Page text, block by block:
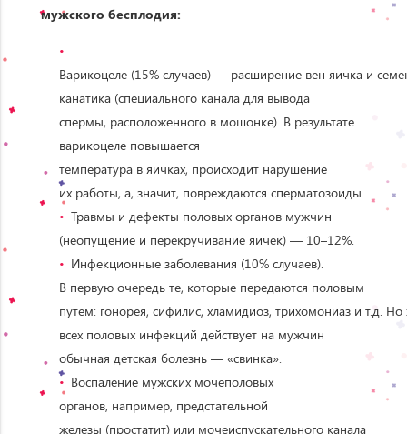
мужского бесплодия:
Варикоцеле (15% случаев) — расширение вен яичка и
канатика (специального канала для вывода
спермы, расположенного в мошонке). В результате
варикоцеле повышается
температура в яичках, происходит нарушение
их работы, а, значит, повреждаются сперматозоиды.
Травмы и дефекты половых органов мужчин
(неопущение и перекручивание яичек) — 10–12%.
Инфекционные заболевания (10% случаев).
В первую очередь те, которые передаются половым
путем: гонорея, сифилис, хламидиоз, трихомониаз и т.д. Но
всех половых инфекций действует на мужчин
обычная детская болезнь — «свинка».
Воспаление мужских мочеполовых
органов, например, предстательной
железы (простатит) или мочеиспускательного канала